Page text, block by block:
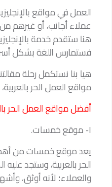
العمل في مواقع
عملاء أجانب، أو غيرهم
هنا ستقدم خدمة
فستمارس اللغة بشكل
هيا بنا نستكمل رحلة
مواقع العمل الحر بالعربية،
أفضل مواقع العمل الحر
١- موقع خمسات.
يعد موقع خمسات من
الحر بالعربية، وستجد
والعملاء؛ لأنه أوثق،